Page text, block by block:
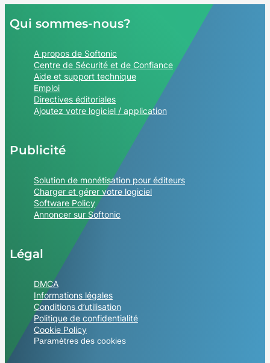
Qui sommes-nous?
A propos de Softonic
Centre de Sécurité et de Confiance
Aide et support technique
Emploi
Directives éditoriales
Ajoutez votre logiciel / application
Publicité
Solution de monétisation pour éditeurs
Charger et gérer votre logiciel
Software Policy
Annoncer sur Softonic
Légal
DMCA
Informations légales
Conditions d’utilisation
Politique de confidentialité
Cookie Policy
Paramètres des cookies